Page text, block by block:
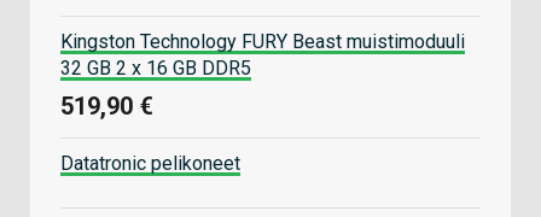
Kingston Technology FURY Beast muistimoduuli
32 GB 2 x 16 GB DDR5
519,90 €
Datatronic pelikoneet